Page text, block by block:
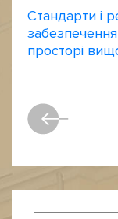
Стандарти і
просторі